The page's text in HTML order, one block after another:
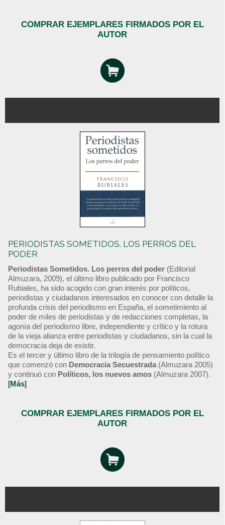
COMPRAR EJEMPLARES FIRMADOS POR EL
AUTOR
PERIODISTAS SOMETIDOS. LOS PERROS DEL
PODER
Periodistas Sometidos. Los perros del poder (Editorial
Almuzara, 2009), el último libro publicado por Francisco
Rubiales, ha sido acogido con gran interés por políticos,
periodistas y ciudadanos interesados en conocer con detalle la
profunda crisis del periodismo en España, el sometimiento al
poder de miles de periodistas y de redacciones completas, la
agonía del periodismo libre, independiente y crítico y la rotura
de la vieja alianza entre periodistas y ciudadanos, sin la cual la
democracia deja de existir.
Es el tercer y último libro de la trilogía de pensamiento político
que comenzó con Democracia Secuestrada (Almuzara 2005)
y continuó con Políticos, los nuevos amos (Almuzara 2007).
[Más]
COMPRAR EJEMPLARES FIRMADOS POR EL
AUTOR